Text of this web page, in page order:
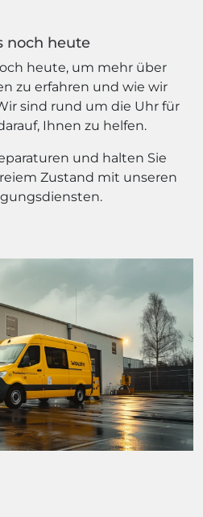
noch heute
heute, um mehr über
zu erfahren und wie wir
sind rund um die Uhr für
Ihnen zu helfen.
und halten Sie
Zustand mit unseren